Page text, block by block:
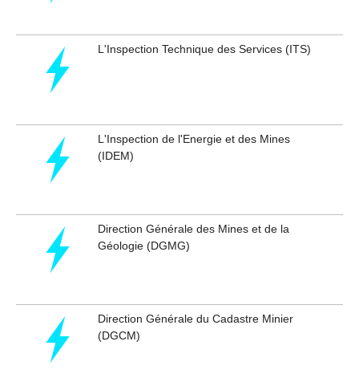
L'Inspection Technique des Services (ITS)
L'Inspection de l'Energie et des Mines
(IDEM)
Direction Générale des Mines et de la
Géologie (DGMG)
Direction Générale du Cadastre Minier
(DGCM)